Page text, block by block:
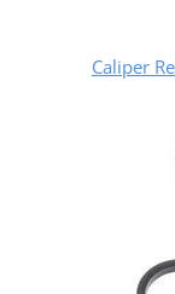
Caliper